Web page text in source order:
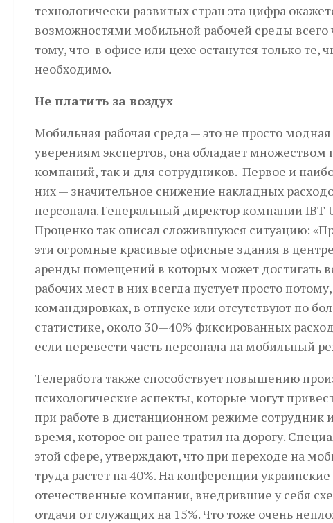
технологически развитых стран эта цифра
возможностями мобильной рабочей среды всего
тому, что в офисе или цехе останутся только
необходимо.
Не платить за воздух
Мобильная рабочая среда — это не просто
уверениям экспертов, она обладает
компаний, так и для сотрудников. Первое и
них — значительное снижение накладных
персонала. Генеральный директор компании IBT
Проценко так описал сложившуюся ситуацию:
эти огромные красивые офисные здания в
аренды помещений в которых может достигать
рабочих мест в них всегда пустует просто
командировках, в отпуске или отсутствуют по
статистике, около 30—40% фиксированных
если перевести часть персонала на мобильный
Телеработа также способствует повышению
психологические аспекты, которые могут
при работе в дистанционном режиме сотрудник
время, которое он ранее тратил на дорогу.
этой сфере, утверждают, что при переходе на
труда растет на 40%. На конференции
отечественные компании, внедрившие у себя
отдачи от служащих на 15%. Что тоже очень